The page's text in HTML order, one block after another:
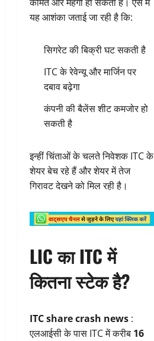
यह आशंका जताई जा रही है कि:
सिगरेट की बिक्री घट सकती है
ITC के रेवेन्यू और मार्जिन पर
दबाव बढ़ेगा
कंपनी की बैलेंस शीट कमजोर हो
सकती है
इन्हीं चिंताओं के चलते निवेशक ITC के
शेयर बेच रहे हैं और शेयर में तेज
गिरावट देखने को मिल रही है।
LIC का ITC में
कितना स्टेक है?
ITC share crash news :
एलआईसी के पास ITC में करीब 16